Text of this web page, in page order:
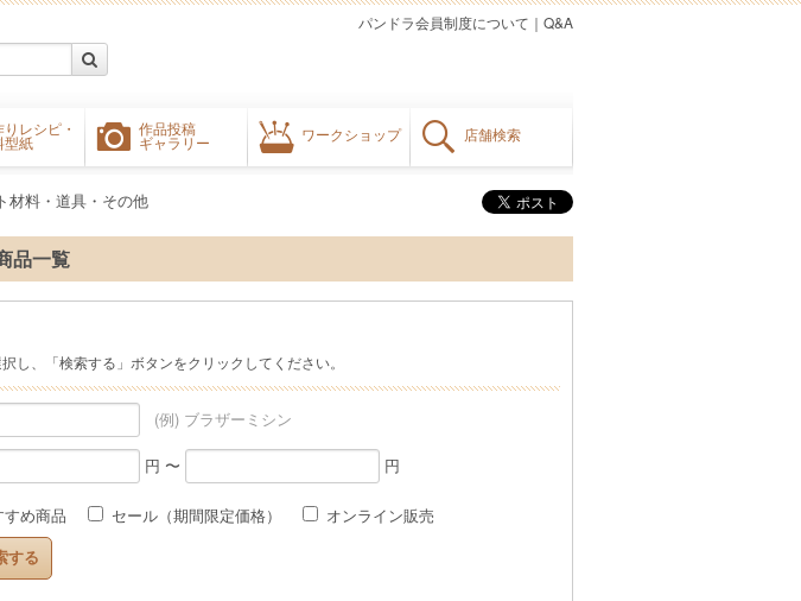
りレシピ・
型紙
作品投稿
ギャラリー
ワークショップ 店舗検索
Q&A
｜
パンドラ会員制度について
材料・道具・その他
品一覧
し、「検索する」ボタンをクリックしてください。
(例) ブラザーミシン
円 〜 円
すめ商品 セール（期間限定価格） オンライン販売
する